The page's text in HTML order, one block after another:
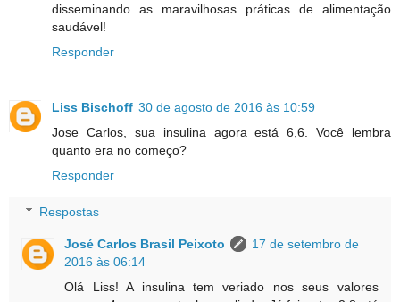
disseminando as maravilhosas práticas de alimentação
saudável!
Responder
Liss Bischoff 30 de agosto de 2016 às 10:59
Jose Carlos, sua insulina agora está 6,6. Você lembra
quanto era no começo?
Responder
Respostas
José Carlos Brasil Peixoto
17 de setembro de
2016 às 06:14
Olá Liss! A insulina tem veriado nos seus valores